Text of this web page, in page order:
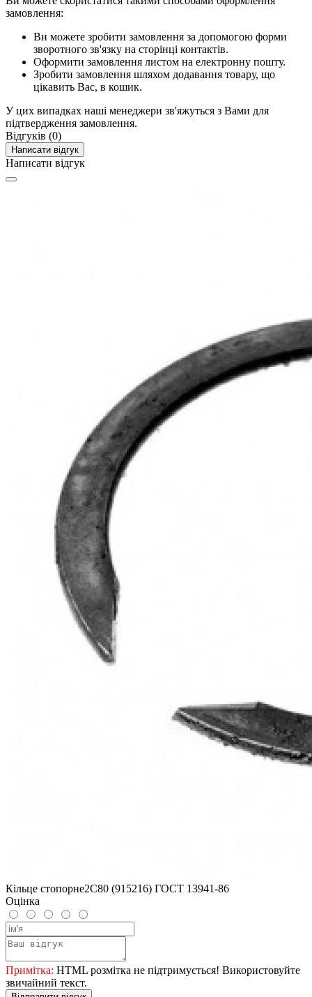
замовлення:
Ви можете зробити замовлення за допомогою форми
зворотного зв'язку на сторінці контактів.
Оформити замовлення листом на електронну пошту.
Зробити замовлення шляхом додавання товару, що
цікавить Вас, в кошик.
У цих випадках наші менеджери зв'яжуться з Вами для
підтвердження замовлення.
Відгуків (0)
Написати відгук
Написати відгук
Кільце стопорне2С80 (915216) ГОСТ 13941-86
Оцінка
Примітка: HTML розмітка не підтримується! Використовуйте
звичайний текст.